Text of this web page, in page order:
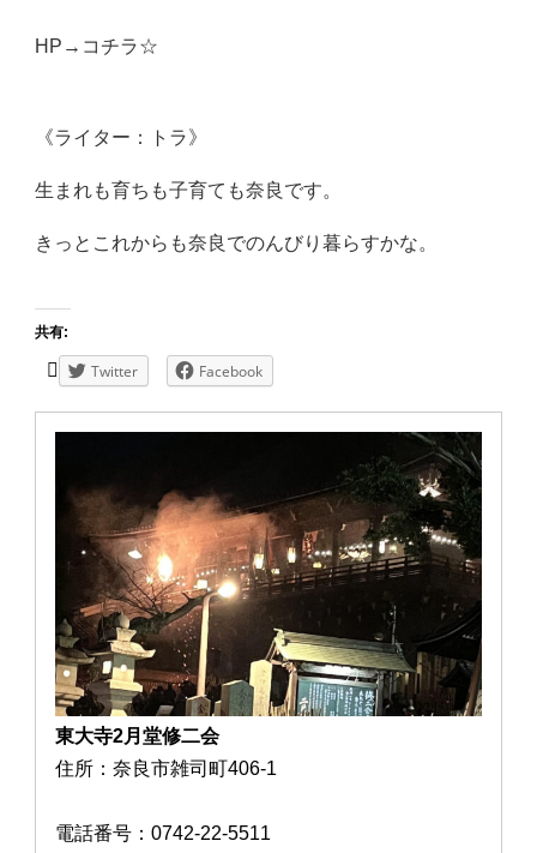
HP→ コチラ☆
《ライター：トラ》
生まれも育ちも子育ても奈良です。
きっとこれからも奈良でのんびり暮らすかな。
共有:
Twitter Facebook
東大寺2月堂修二会
住所：奈良市雑司町406-1
電話番号：0742-22-5511